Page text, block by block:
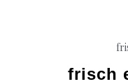
frisch